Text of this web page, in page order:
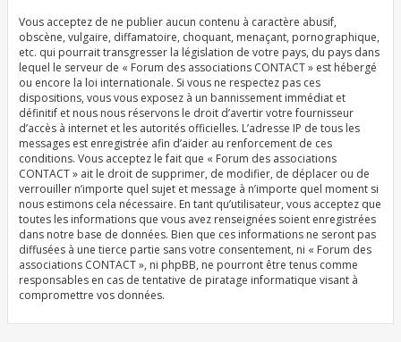
Vous acceptez de ne publier aucun contenu à caractère abusif,
obscène, vulgaire, diffamatoire, choquant, menaçant, pornographique,
etc. qui pourrait transgresser la législation de votre pays, du pays dans
lequel le serveur de « Forum des associations CONTACT » est hébergé
ou encore la loi internationale. Si vous ne respectez pas ces
dispositions, vous vous exposez à un bannissement immédiat et
définitif et nous nous réservons le droit d’avertir votre fournisseur
d’accès à internet et les autorités officielles. L’adresse IP de tous les
messages est enregistrée afin d’aider au renforcement de ces
conditions. Vous acceptez le fait que « Forum des associations
CONTACT » ait le droit de supprimer, de modifier, de déplacer ou de
verrouiller n’importe quel sujet et message à n’importe quel moment si
nous estimons cela nécessaire. En tant qu’utilisateur, vous acceptez que
toutes les informations que vous avez renseignées soient enregistrées
dans notre base de données. Bien que ces informations ne seront pas
diffusées à une tierce partie sans votre consentement, ni « Forum des
associations CONTACT », ni phpBB, ne pourront être tenus comme
responsables en cas de tentative de piratage informatique visant à
compromettre vos données.